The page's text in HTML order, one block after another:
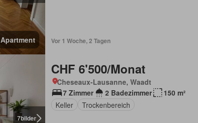
Apartment Vor 1 Woche, 2 Tagen
7bilder
CHF 6'500/Monat
Cheseaux-Lausanne, Waadt
7 Zimmer
2 Badezimmer
150 m²
Keller
Trockenbereich